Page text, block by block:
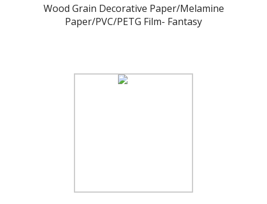
Wood Grain Decorative Paper/Melamine
Paper/PVC/PETG Film- Fantasy